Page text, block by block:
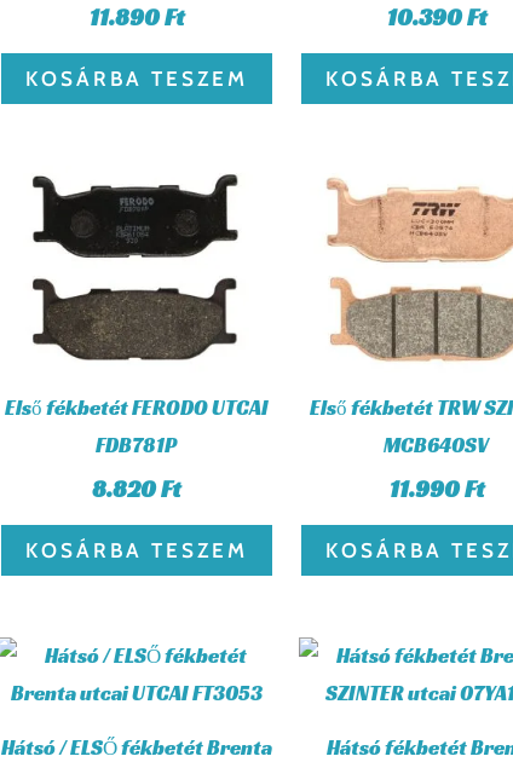
11.890Ft
KOSÁRBA TESZEM
10.390Ft
KOSÁRBA
Első fékbetét FERODO UTCAI
FDB781P
8.820Ft
KOSÁRBA TESZEM
Első fékbetét TRW
MCB640SV
11.990Ft
KOSÁRBA
Hátsó / ELSŐ fékbetét Brenta
Hátsó fékbetét